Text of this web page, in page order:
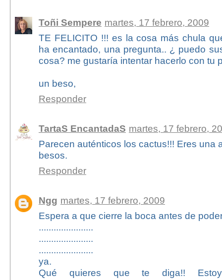
Toñi Sempere martes, 17 febrero, 2009
TE FELICITO !!! es la cosa más chula
ha encantado, una pregunta.. ¿ puedo
cosa? me gustaría intentar hacerlo con tu
un beso,
Responder
TartaS EncantadaS martes, 17 febrero,
Parecen auténticos los cactus!!! Eres una
besos.
Responder
Ngg martes, 17 febrero, 2009
Espera a que cierre la boca antes de
......................
......................
......................
ya.
Qué quieres que te diga!! Estoy